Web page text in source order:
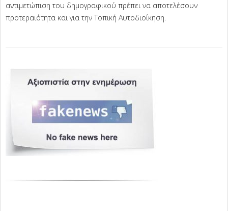
αντιμετώπιση του δημογραφικού πρέπει να αποτελέσουν
προτεραιότητα και για την Τοπική Αυτοδιοίκηση.